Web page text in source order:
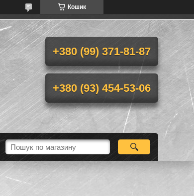
Кошик
+380 (99) 371-81-87
+380 (93) 454-53-06